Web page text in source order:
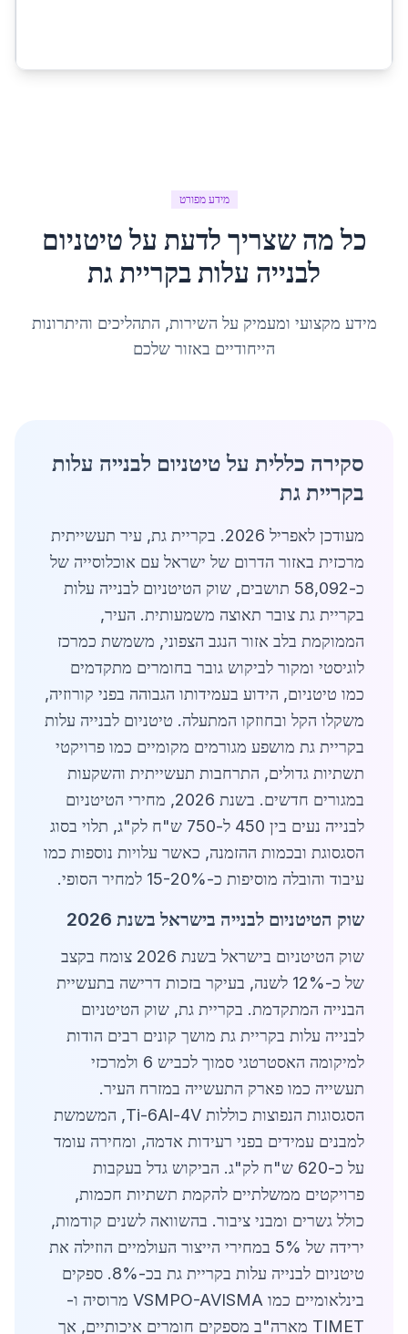
מידע מפורט
כל מה שצריך לדעת עלטיטניום
לבנייה עלות בקריית גת
מידע מקצועי ומעמיק על השירות, התהליכים והיתרונות
הייחודיים באזור שלכם
סקירה כללית על טיטניום לבנייה עלות
בקריית גת
מעודכן לאפריל 2026. בקריית גת, עיר תעשייתית
מרכזית באזור הדרום של ישראל עם אוכלוסייה של
כ-58,092 תושבים, שוק הטיטניום לבנייה עלות
בקריית גת צובר תאוצה משמעותית. העיר,
הממוקמת בלב אזור הנגב הצפוני, משמשת כמרכז
לוגיסטי ומקור לביקוש גובר בחומרים מתקדמים
כמו טיטניום, הידוע בעמידותו הגבוהה בפני קורוזיה,
משקלו הקל ובחוזקו המתעלה. טיטניום לבנייה עלות
בקריית גת מושפע מגורמים מקומיים כמו פרויקטי
תשתיות גדולים, התרחבות תעשייתית והשקעות
במגורים חדשים. בשנת 2026, מחירי הטיטניום
לבנייה נעים בין 450 ל-750 ש"ח לק"ג, תלוי בסוג
הסגסוגת ובכמות ההזמנה, כאשר עלויות נוספות כמו
עיבוד והובלה מוסיפות כ-15-20% למחיר הסופי.
שוק הטיטניום לבנייה בישראל בשנת 2026
שוק הטיטניום בישראל בשנת 2026 צומח בקצב
של כ-12% לשנה, בעיקר בזכות דרישה בתעשיית
הבנייה המתקדמת. בקריית גת, שוק הטיטניום
לבנייה עלות בקריית גת מושך קונים רבים הודות
למיקומה האסטרטגי סמוך לכביש 6 ולמרכזי
תעשייה כמו פארק התעשייה במזרח העיר.
הסגסוגות הנפוצות כוללות Ti-6Al-4V, המשמשת
למבנים עמידים בפני רעידות אדמה, ומחירה עומד
על כ-620 ש"ח לק"ג. הביקוש גדל בעקבות
פרויקטים ממשלתיים להקמת תשתיות חכמות,
כולל גשרים ומבני ציבור. בהשוואה לשנים קודמות,
ירידה של 5% במחירי הייצור העולמיים הוזילה את
טיטניום לבנייה עלות בקריית גת בכ-8%. ספקים
בינלאומיים כמו VSMPO-AVISMA מרוסיה ו-
TIMET מארה"ב מספקים חומרים איכותיים, אך